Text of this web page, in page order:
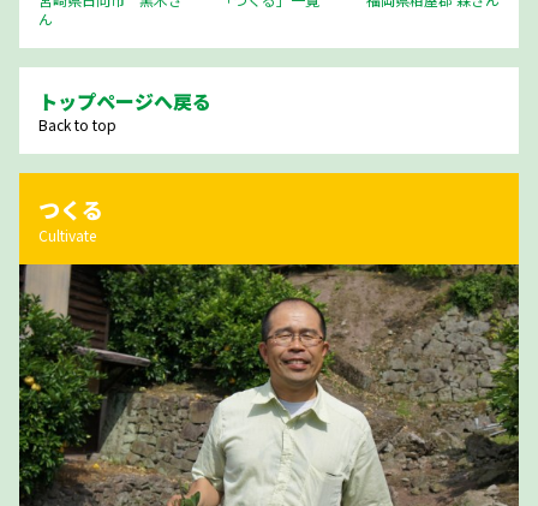
トップページへ戻る
Back to top
つくる
Cultivate
ん